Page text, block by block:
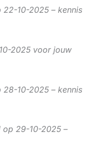
10-2025 – kennis
2025 voor jouw
10-2025 – kennis
29-10-2025 –